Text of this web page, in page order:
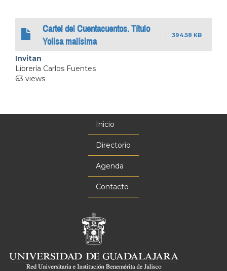
Cartel del Cuentacuentos. Título
Yolisa malísima
394.58 KB
Invitan
Librería Carlos Fuentes
63 views
Inicio
Directorio
Agenda
Contacto